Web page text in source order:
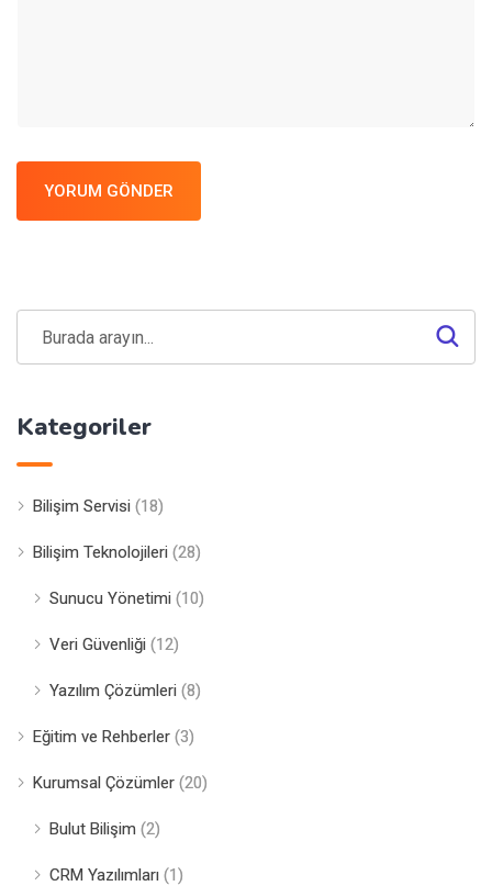
YORUM GÖNDER
Kategoriler
Bilişim Servisi (18)
Bilişim Teknolojileri (28)
Sunucu Yönetimi (10)
Veri Güvenliği (12)
Yazılım Çözümleri (8)
Eğitim ve Rehberler (3)
Kurumsal Çözümler (20)
Bulut Bilişim (2)
CRM Yazılımları (1)